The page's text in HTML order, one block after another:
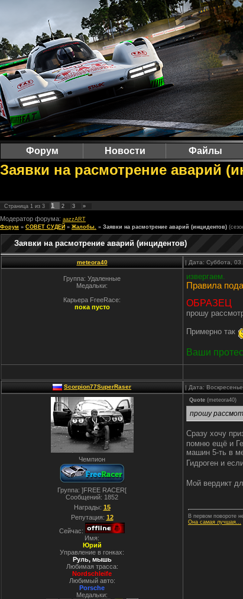
Форум Новости Файлы
Заявки на расмотрение аварий
Страница 1 из 3 1 2 3 »
Модератор форума: aazzART
Форум » СОВЕТ СУДЕЙ » Жалобы. » Заявки на расмотрение аварий (инцидентов)
Заявки на расмотрение аварий (инцидентов)
meteora40 | Дата: Суббота,
Группа: Удаленные
Медальки:
Карьера FreeRace:
пока пусто
извергаем.
Правила
ОБРАЗЕЦ
прошу
Примерно так
Ваши
Scorpion77SuperRaser | Дата:
Чемпион
Группа: ]FREE RACER[
Сообщений: 1852
Награды: 15
Репутация: 12
Сейчас:
Имя:
Юрий
Управление в гонках:
Руль, мышь
Любимая трасса:
Nordschleife
Любимый авто:
Porsche
Медальки:
Quote (meteora40)
прошу
Сразу хочу
помню ещё и
машин 5-ть в
Гидроген и
Мой вердикт
В первом повороте
Она самая лучшая...